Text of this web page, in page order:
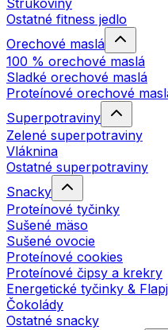
Strukoviny
Ostatné fitness jedlo
Orechové maslá
100 % orechové maslá
Sladké orechové maslá
Proteínové orechové
Superpotraviny
Zelené superpotraviny
Vláknina
Ostatné superpotraviny
Snacky
Proteínové tyčinky
Sušené mäso
Sušené ovocie
Proteínové cookies
Proteínové čipsy a krekry
Energetické tyčinky &
Čokolády
Ostatné snacky